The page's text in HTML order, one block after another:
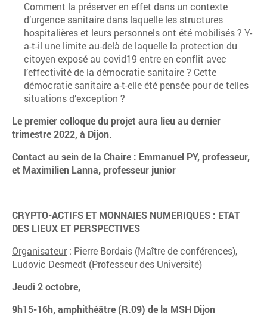
Comment la préserver en effet dans un contexte
d’urgence sanitaire dans laquelle les structures
hospitalières et leurs personnels ont été mobilisés ? Y-
a-t-il une limite au-delà de laquelle la protection du
citoyen exposé au covid19 entre en conflit avec
l’effectivité de la démocratie sanitaire ? Cette
démocratie sanitaire a-t-elle été pensée pour de telles
situations d’exception ?
Le premier colloque du projet aura lieu au dernier
trimestre 2022, à Dijon.
Contact au sein de la Chaire : Emmanuel PY, professeur,
et Maximilien Lanna, professeur junior
CRYPTO-ACTIFS ET MONNAIES NUMERIQUES : ETAT
DES LIEUX ET PERSPECTIVES
Organisateur: Pierre Bordais (Maître de conférences),
Ludovic Desmedt (Professeur des Université)
Jeudi 2 octobre,
9h15-16h, amphithéâtre (R.09) de la MSH Dijon